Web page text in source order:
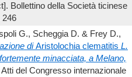
Bollettino della Società ticinese
246
G., Scheggia D. & Frey D.,
diAristolochia clematitis L.
minacciata, a Melano,
Atti del Congresso internazionale